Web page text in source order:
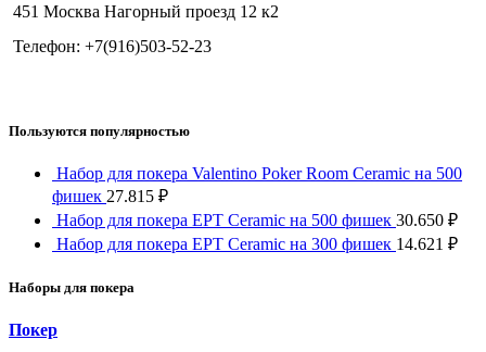
451 Москва Нагорный проезд 12 к2
Телефон: +7(916)503-52-23
Пользуются популярностью
Набор для покера Valentino Poker Room Ceramic на 500
фишек 27.815 ₽
Набор для покера EPT Ceramic на 500 фишек 30.650 ₽
Набор для покера EPT Ceramic на 300 фишек 14.621 ₽
Наборы для покера
Покер